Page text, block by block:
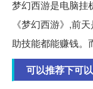
梦幻西游是电脑挂
《梦幻西游》,前
助技能都能赚钱。
可以推荐下可